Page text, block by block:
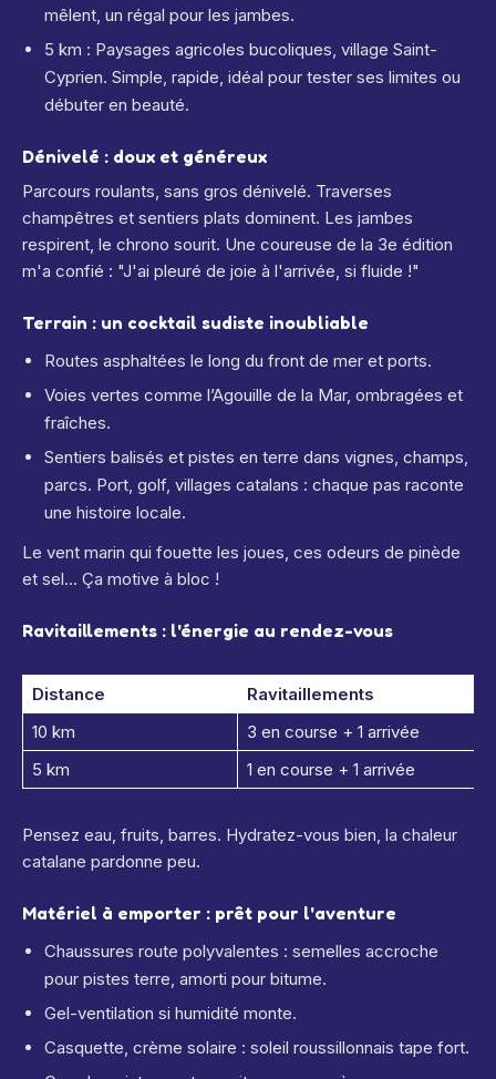
mêlent, un régal pour les jambes.
5 km : Paysages agricoles bucoliques, village Saint-
Cyprien. Simple, rapide, idéal pour tester ses limites ou
débuter en beauté.
Dénivelé : doux et généreux
Parcours roulants, sans gros dénivelé. Traverses
champêtres et sentiers plats dominent. Les jambes
respirent, le chrono sourit. Une coureuse de la 3e édition
m'a confié : "J'ai pleuré de joie à l'arrivée, si fluide !"
Terrain : un cocktail sudiste inoubliable
Routes asphaltées le long du front de mer et ports.
Voies vertes comme l’Agouille de la Mar, ombragées et
fraîches.
Sentiers balisés et pistes en terre dans vignes, champs,
parcs. Port, golf, villages catalans : chaque pas raconte
une histoire locale.
Le vent marin qui fouette les joues, ces odeurs de pinède
et sel... Ça motive à bloc !
Ravitaillements : l'énergie au rendez-vous
Distance
Ravitaillements
10 km
3 en course + 1 arrivée
5 km
1 en course + 1 arrivée
Pensez eau, fruits, barres. Hydratez-vous bien, la chaleur
catalane pardonne peu.
Matériel à emporter : prêt pour l'aventure
Chaussures route polyvalentes : semelles accroche
pour pistes terre, amorti pour bitume.
Gel-ventilation si humidité monte.
Casquette, crème solaire : soleil roussillonnais tape fort.